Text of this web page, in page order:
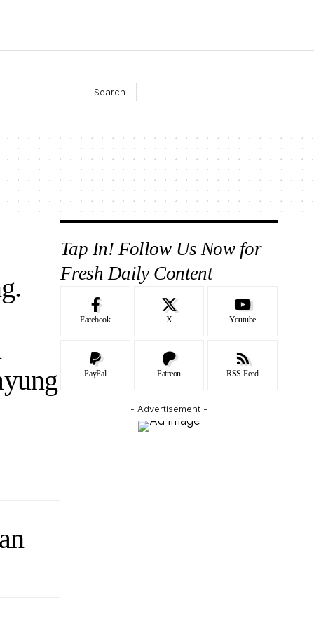
Search
Tap In! Follow Us Now for
Fresh Daily Content
Facebook X Youtube
PayPal Patreon RSS Feed
- Advertisement -